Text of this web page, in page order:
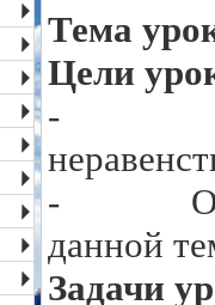
Тема
Цели
-
-
данной
Задачи